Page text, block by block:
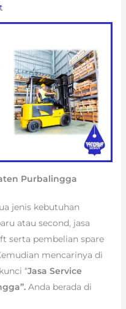
Purbalingga
jenis kebutuhan
atau second, jasa
serta pembelian spare
mencarinya di
“Jasa Service
Anda berada di